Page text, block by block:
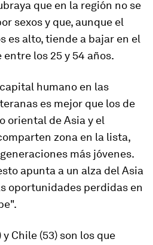
que en la región no se
sexos y que, aunque el
es alto, tiende a bajar en el
los 25 y 54 años.
humano en las
es mejor que los de
oriental de Asia y el
zona en la lista,
más jóvenes.
apunta a un alza del Asia
oportunidades perdidas en
Chile (53) son los que